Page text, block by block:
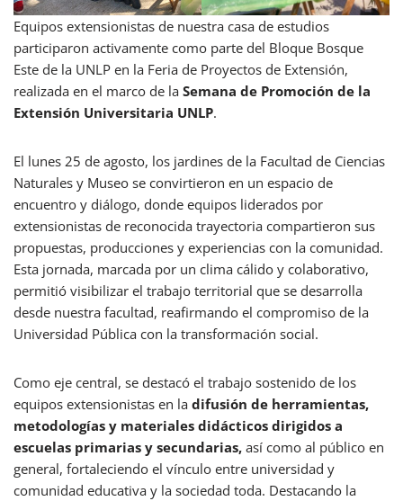
Equipos extensionistas de nuestra casa de estudios
participaron activamente como parte del Bloque Bosque
Este de la UNLP en la Feria de Proyectos de Extensión,
realizada en el marco de la Semana de Promoción de la
Extensión Universitaria UNLP.
El lunes 25 de agosto, los jardines de la Facultad de Ciencias
Naturales y Museo se convirtieron en un espacio de
encuentro y diálogo, donde equipos liderados por
extensionistas de reconocida trayectoria compartieron sus
propuestas, producciones y experiencias con la comunidad.
Esta jornada, marcada por un clima cálido y colaborativo,
permitió visibilizar el trabajo territorial que se desarrolla
desde nuestra facultad, reafirmando el compromiso de la
Universidad Pública con la transformación social.
Como eje central, se destacó el trabajo sostenido de los
equipos extensionistas en la difusión de herramientas,
metodologías y materiales didácticos dirigidos a
escuelas primarias y secundarias, así como al público en
general, fortaleciendo el vínculo entre universidad y
comunidad educativa y la sociedad toda. Destacando la